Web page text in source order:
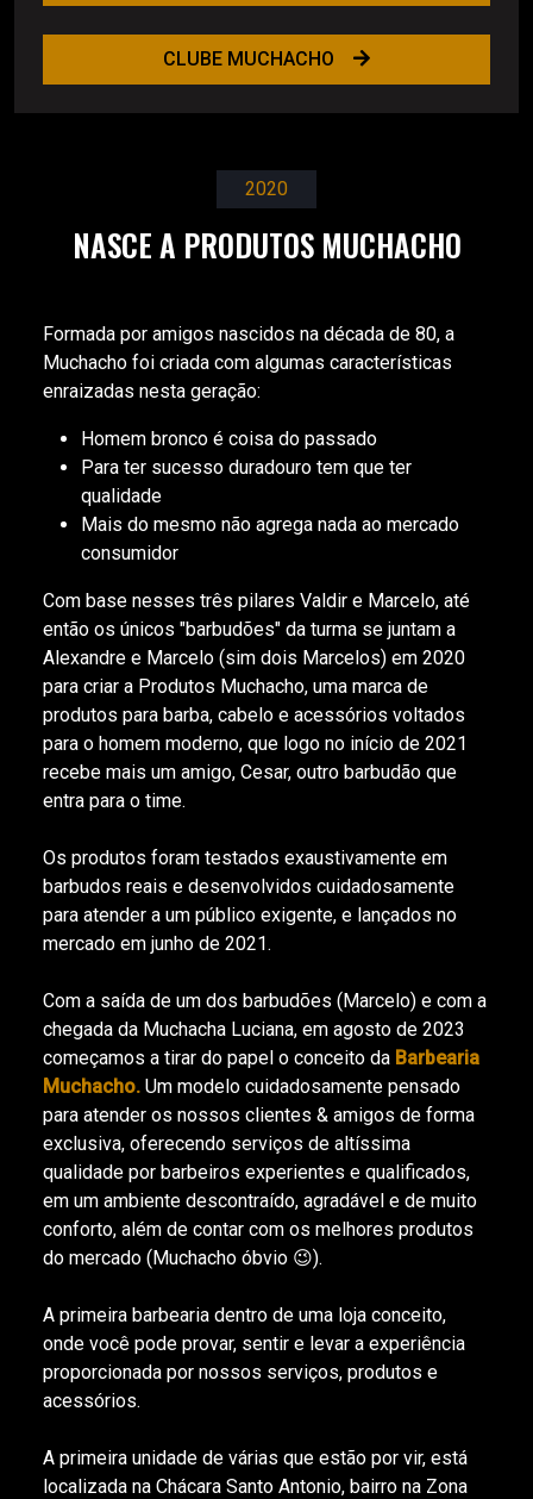
CLUBE MUCHACHO
2020
NASCE A PRODUTOS MUCHACHO
Formada por amigos nascidos na década de 80, a
Muchacho foi criada com algumas características
enraizadas nesta geração:
Homem bronco é coisa do passado
Para ter sucesso duradouro tem que ter
qualidade
Mais do mesmo não agrega nada ao mercado
consumidor
Com base nesses três pilares Valdir e Marcelo, até
então os únicos "barbudões" da turma se juntam a
Alexandre e Marcelo (sim dois Marcelos) em 2020
para criar a Produtos Muchacho, uma marca de
produtos para barba, cabelo e acessórios voltados
para o homem moderno, que logo no início de 2021
recebe mais um amigo, Cesar, outro barbudão que
entra para o time.
Os produtos foram testados exaustivamente em
barbudos reais e desenvolvidos cuidadosamente
para atender a um público exigente, e lançados no
mercado em junho de 2021.
Com a saída de um dos barbudões (Marcelo) e com a
chegada da Muchacha Luciana, em agosto de 2023
começamos a tirar do papel o conceito da Barbearia
Muchacho. Um modelo cuidadosamente pensado
para atender os nossos clientes & amigos de forma
exclusiva, oferecendo serviços de altíssima
qualidade por barbeiros experientes e qualificados,
em um ambiente descontraído, agradável e de muito
conforto, além de contar com os melhores produtos
do mercado (Muchacho óbvio 😉).
A primeira barbearia dentro de uma loja conceito,
onde você pode provar, sentir e levar a experiência
proporcionada por nossos serviços, produtos e
acessórios.
A primeira unidade de várias que estão por vir, está
localizada na Chácara Santo Antonio, bairro na Zona